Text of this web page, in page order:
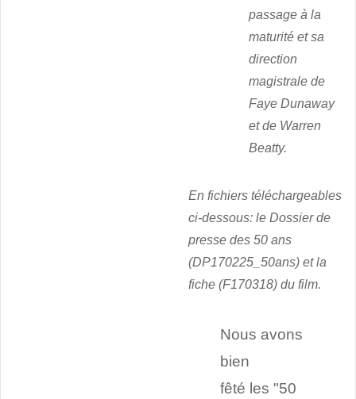
passage à la
maturité et sa
direction
magistrale de
Faye Dunaway
et de Warren
Beatty.
En fichiers téléchargeables
ci-dessous: le Dossier de
presse des 50 ans
(DP170225_50ans) et la
fiche (F170318) du film.
Nous avons
bien
fêté les "50